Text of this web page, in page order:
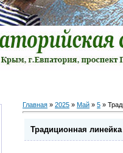
Главная » 2025 » Май » 5 »
Традиционная линейка